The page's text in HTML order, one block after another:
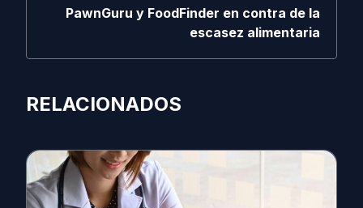
PawnGuru y FoodFinder en contra de la
escasez alimentaria
RELACIONADOS